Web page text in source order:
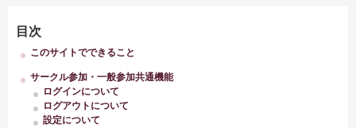
目次
このサイトでできること
サークル参加・一般参加共通機能
ログインについて
ログアウトについて
設定について